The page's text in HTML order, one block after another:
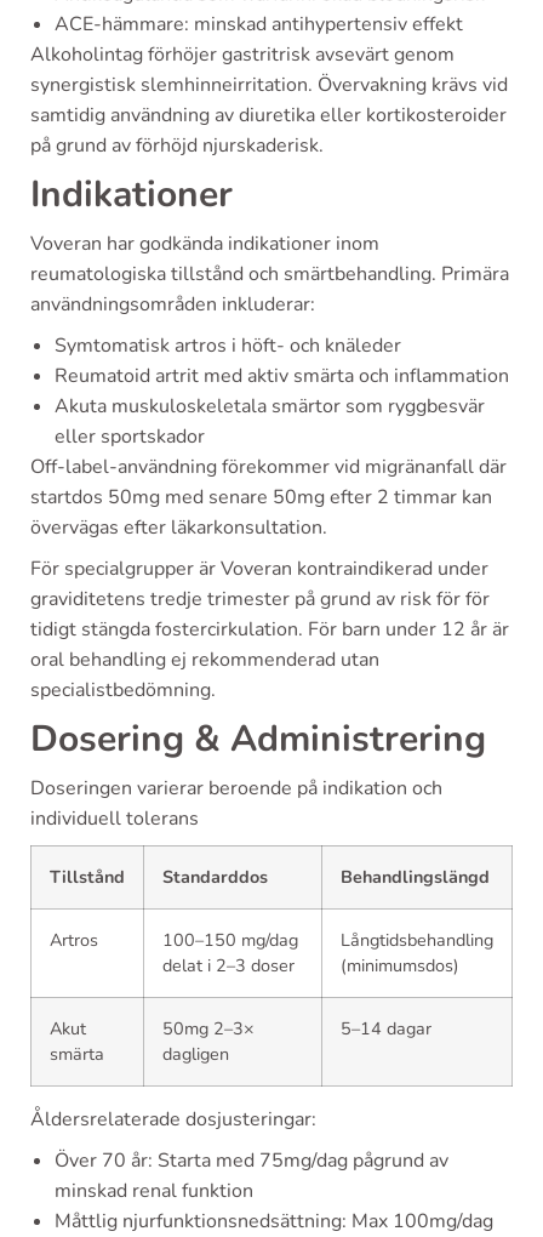
ACE-hämmare: minskad antihypertensiv effekt
Alkoholintag förhöjer gastritrisk avsevärt genom
synergistisk slemhinneirritation. Övervakning krävs vid
samtidig användning av diuretika eller kortikosteroider
på grund av förhöjd njurskaderisk.
Indikationer
Voveran har godkända indikationer inom
reumatologiska tillstånd och smärtbehandling. Primära
användningsområden inkluderar:
Symtomatisk artros i höft- och knäleder
Reumatoid artrit med aktiv smärta och inflammation
Akuta muskuloskeletala smärtor som ryggbesvär
eller sportskador
Off-label-användning förekommer vid migränanfall där
startdos 50mg med senare 50mg efter 2 timmar kan
övervägas efter läkarkonsultation.
För specialgrupper är Voveran kontraindikerad under
graviditetens tredje trimester på grund av risk för för
tidigt stängda fostercirkulation. För barn under 12 år är
oral behandling ej rekommenderad utan
specialistbedömning.
Dosering & Administrering
Doseringen varierar beroende på indikation och
individuell tolerans
Tillstånd Standarddos Behandlingslängd
Artros
100–150 mg/dag
delat i 2–3 doser
Långtidsbehandling
(minimumsdos)
Akut
smärta
50mg 2–3×
dagligen
5–14 dagar
Åldersrelaterade dosjusteringar:
Över 70 år: Starta med 75mg/dag pågrund av
minskad renal funktion
Måttlig njurfunktionsnedsättning: Max 100mg/dag